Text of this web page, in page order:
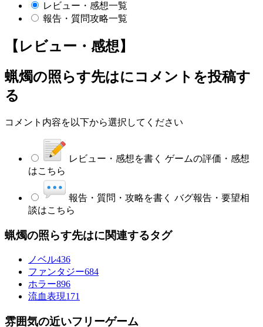
レビュー・感想一覧
報告・質問攻略一覧
【レビュー・感想】
蝋燭の照らす先はにコメントを投稿す
る
コメント内容を以下から選択してください
レビュー・感想を書く ゲームの評価・感想
はこちら
報告・質問・攻略を書く バグ報告・要望相
談はこちら
蝋燭の照らす先はに関連するタグ
ノベル436
ファンタジー684
ホラー896
流血表現171
雰囲気の近いフリーゲーム